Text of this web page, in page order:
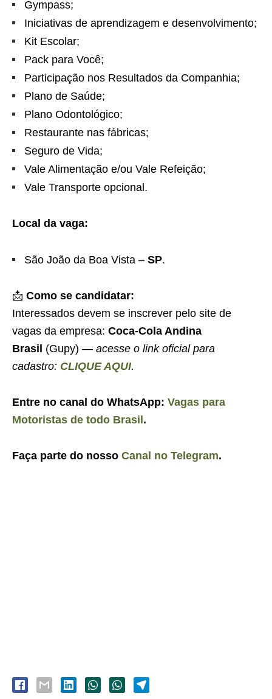
Gympass;
Iniciativas de aprendizagem e desenvolvimento;
Kit Escolar;
Pack para Você;
Participação nos Resultados da Companhia;
Plano de Saúde;
Plano Odontológico;
Restaurante nas fábricas;
Seguro de Vida;
Vale Alimentação e/ou Vale Refeição;
Vale Transporte opcional.
Local da vaga:
São João da Boa Vista – SP.
📩 Como se candidatar:
Interessados devem se inscrever pelo site de
vagas da empresa: Coca-Cola Andina
Brasil (Gupy) — acesse o link oficial para
cadastro: CLIQUE AQUI.
Entre no canal do WhatsApp: Vagas para
Motoristas de todo Brasil .
Faça parte do nosso Canal no Telegram.